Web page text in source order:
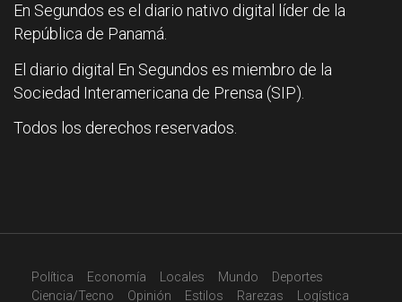
En Segundos es el diario nativo digital líder de la
República de Panamá.
El diario digital En Segundos es miembro de la
Sociedad Interamericana de Prensa (SIP).
Todos los derechos reservados.
Política Economía Locales Mundo
Deportes
Ciencia/Tecno
Opinión Estilos Rarezas Logística